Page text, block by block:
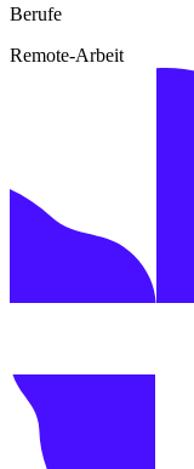
Berufe
Remote-Arbeit